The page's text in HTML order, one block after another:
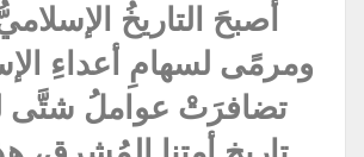
أصبحَ التاريخُ
ومرمًى لسهامِ أعداءِ
تضافرَتْ عواملُ